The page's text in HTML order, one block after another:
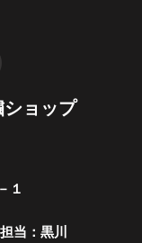
ョップ
１
当：黒川